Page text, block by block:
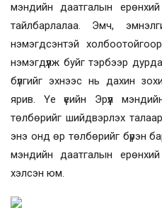
мэндийн даатгалын
тайлбарлалаа. Эмч,
нэмэгдсэнтэй
нэмэгдүүлж буйг тэрбээр
бүлгийг эхнээс нь дахин
ярив. Үе үеийн Эрүүл
төлбөрийг шийдвэрлэх
энэ онд өр төлбөрийг бүрэн
мэндийн даатгалын
хэлсэн юм.